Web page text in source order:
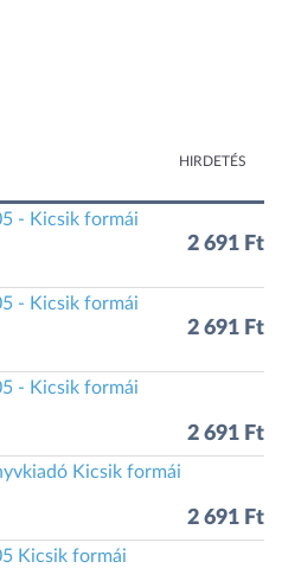
HIRDETÉS
- Kicsik formái
2 691 Ft
- Kicsik formái
2 691 Ft
- Kicsik formái
2 691 Ft
Kicsik formái
2 691 Ft
Kicsik formái